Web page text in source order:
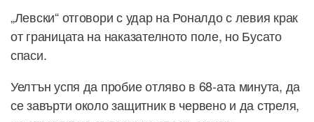
„Левски“ отговори с удар на Роналдо с левия крак
от границата на наказателното поле, но Бусато
спаси.
Уелтън успя да пробие отляво в 68-ата минута, да
се завърти около защитник в червено и да стреля,